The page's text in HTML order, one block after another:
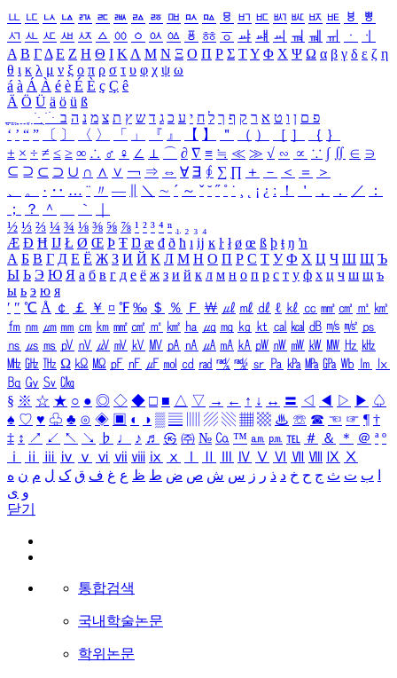
ㅥ ㅦ ㅧ ㅨ ㅩ ㅪ ㅫ ㅬ ㅭ ㅮ ㅯ ㅰ ㅱ ㅲ ㅳ ㅴ ㅵ ㅶ ㅷ ㅸ
ㅹ
ㅺ ㅻ ㅼ ㅽ ㅾ ㅿ ㆀ ㆁ ㆂ ㆃ ㆄ ㆅ ㆆ ㆇ ㆈ ㆉ ㆊ ㆋ ㆌ ㆍ
ㆎ
Α Β ΓΔ Ε Ζ Η Θ Ι ΚΛ Μ Ν Ξ Ο Π Ρ Σ ΤΥ Φ Χ Ψ Ω α β γ δ ε ζ η
θ ι κ λ μ ν ξ ο π ρ σ τ υ φ χ ψ ω
á à Á À é è É È ç Ç ê
Ä Ö Ü ä ö ü ß
ִֶֹ ֻּ ׁׂ פ ם ן ו ט א ר ק ף ך ל ח י ע כ ג ד ש ץ ת צ מ נ ה ב
‘ ’ “ ” 〔 〕 〈 〉 「 」 『 』 【 】 ＂ （ ） ［ ］ ｛ ｝
± × ÷ ≠ ≤ ≥ ∞ ∴ ♂ ♀ ∠ ⊥ ⌒ ∂ ∇ ≡ ≒ ≪ ≫ √ ∽ ∝ ∵ ∫ ∬ ∈ ∋
⊆ ⊇ ⊂ ⊃ ∪ ∩ ∧ ∨ ￢ ⇒ ⇔ ∀ ∃ ∮ ∑ ∏ ＋ － ＜ ＝
＞
、
。 · ‥ … ¨ 〃 ― ＼ ∼ ´ ～ ˇ ˘ ˝ ˚ ˙ ¸ ¡ ¿ ː ！ ＇ ， ． ／
：
；
？ ＾ ｀
½ ⅓ ⅔ ¼ ¾ ⅛ ⅜ ⅝ ⅞ ¹ ² ³ ⁴ ⁿ ₁ ₂ ₃ ₄
Æ Ð Ħ Ĳ Ł Ø Œ Þ Ŧ Ŋ æ đ ð ħ ı ĳ ĸ ŀ ł ø œ ß þ ŧ ŋ ŉ
А Б В Г Д Е Ё Ж З И Й К Л М Н О П Р С Т У Ф Х Ц Ч Ш Щ Ъ
Ы Ь Э Ю Я а б в г д е ё ж з и й к л м н о п р с т у ф х ц ч ш щ ъ
ы ь э ю я
′ ″ ℃ Å ￠ ￡ ￥ ¤ ℉ ‰ ＄ ％ Ｆ ￦ ㎕ ㎖ ㎗ ℓ ㎘ ㏄ ㎣ ㎤ ㎥ ㎦
㎙ ㎚ ㎛ ㎜ ㎝ ㎞ ㎟ ㎠ ㎡ ㎢ ㏊ ㎍ ㎎ ㎏ ㏏ ㎈ ㎉ ㏈ ㎧ ㎨ ㎰
㎱ ㎲ ㎳ ㎴ ㎵ ㎶ ㎷ ㎸ ㎹ ㎀ ㎁ ㎂ ㎃ ㎄ ㎺ ㎻ ㎽ ㎾ ㎿ ㎐ ㎑
㎒ ㎓ ㎔ Ω ㏀ ㏁ ㎊ ㎋ ㎌ ㏖ ㏅ ㎭ ㎮ ㎯ ㏛ ㎩ ㎪ ㎫ ㎬ ㏝ ㏐
㏓
㏃ ㏉ ㏜ ㏆
§ ※ ☆ ★ ○ ● ◎ ◇ ◆ □ ■ △ ▽ → ← ↑ ↓ ↔ 〓 ◁ ◀ ▷ ▶ ♤
♠ ♡ ♥ ♧ ♣ ⊙ ◈ ▣ ◐ ◑ ▒ ▤ ▨ ▧ ▦ ▩ ♨ ☏ ☎ ☜ ☞ ¶ †
‡ ↕ ↗ ↙ ↖ ↘ ♭ ♩ ♪ ♬ ㉿ ㈜ № ㏇ ™ ㏂ ㏘ ℡ ＃ ＆ ＊ ＠ ª º
ⅰ
ⅱ ⅲ ⅳ ⅴ ⅵ ⅶ ⅷ ⅸ ⅹ Ⅳ Ⅴ Ⅵ Ⅶ Ⅷ Ⅸ Ⅹ
ب ت ث ج ح خ د ذ ر ز س ش ص ض ط ظ ع غ ف ق ک ل م ن ه
و ی
닫기
통합검색
국내학술논문
학위논문